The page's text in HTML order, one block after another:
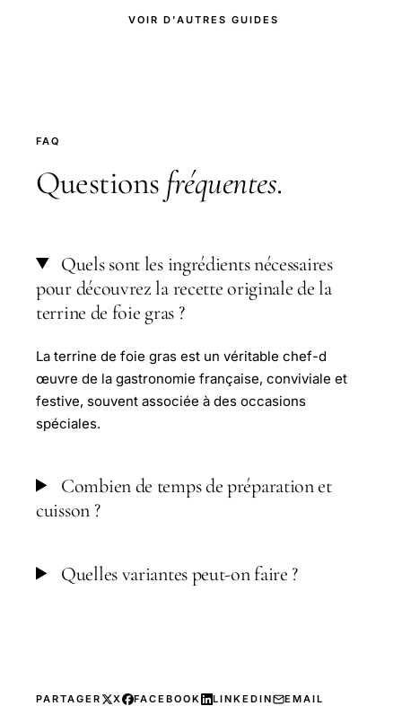
VOIR D'AUTRES GUIDES
FAQ
Questions fréquentes.
Quels sont les ingrédients nécessaires
pour découvrez la recette originale de la
terrine de foie gras ?
La terrine de foie gras est un véritable chef-d
œuvre de la gastronomie française, conviviale et
festive, souvent associée à des occasions
spéciales.
Combien de temps de préparation et
cuisson ?
Quelles variantes peut-on faire ?
PARTAGER X FACEBOOK LINKEDIN EMAIL